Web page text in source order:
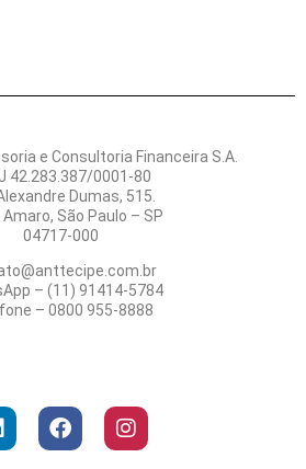
e Consultoria Financeira S.A.
42.283.387/0001-80
Dumas, 515.
São Paulo – SP
04717-000
– (11) 91414-5784
– 0800 955-8888